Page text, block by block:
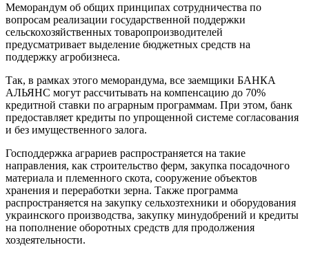
Меморандум об общих принципах сотрудничества по
вопросам реализации государственной поддержки
сельскохозяйственных товаропроизводителей
предусматривает выделение бюджетных средств на
поддержку агробизнеса.
Так, в рамках этого меморандума, все заемщики БАНКА
АЛЬЯНС могут рассчитывать на компенсацию до 70%
кредитной ставки по аграрным программам. При этом, банк
предоставляет кредиты по упрощенной системе согласования
и без имущественного залога.
Господдержка аграриев распространяется на такие
направления, как строительство ферм, закупка посадочного
материала и племенного скота, сооружение объектов
хранения и переработки зерна. Также программа
распространяется на закупку сельхозтехники и оборудования
украинского производства, закупку минудобрений и кредиты
на пополнение оборотных средств для продолжения
хоздеятельности.